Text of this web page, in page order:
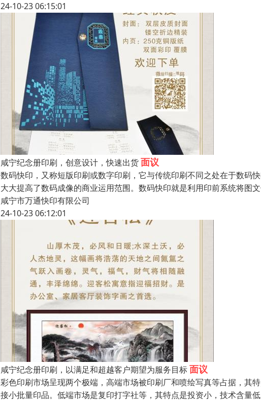
24-10-23 06:15:01
咸宁纪念册印刷，创意设计，快速出货面议
数码快印，又称短版印刷或数字印刷，它与传统印刷不同之处在于数码
大大提高了数码成像的商业运用范围。数码快印就是利用印前系统将图
咸宁市万通快印有限公司
24-10-23 06:12:01
咸宁纪念册印刷，以满足和超越客户期望为服务目标面议
彩色印刷市场呈现两个极端，高端市场被印刷厂和喷绘写真等占据，其
接小批量印品。低端市场是复印打字社等，其特点是投资小，技术含量